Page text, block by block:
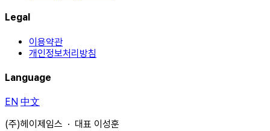
Legal
이용약관
개인정보처리방침
Language
EN 中文
(주)헤이제임스 · 대표 이성훈